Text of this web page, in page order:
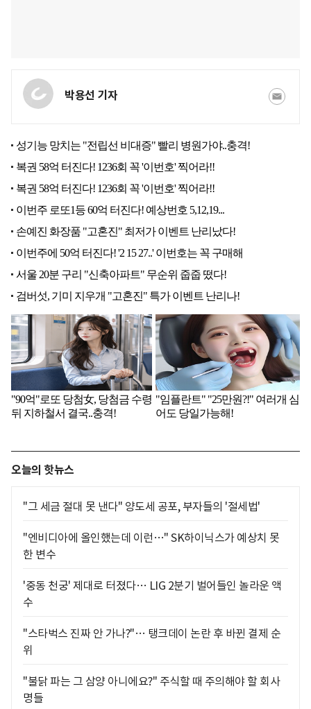
박용선 기자
오늘의 핫뉴스
"그 세금 절대 못 낸다" 양도세 공포, 부자들의 '절세법'
"엔비디아에 올인했는데 이런…" SK하이닉스가 예상치 못
한 변수
'중동 천궁' 제대로 터졌다… LIG 2분기 벌어들인 놀라운 액
수
"스타벅스 진짜 안 가나?"… 탱크데이 논란 후 바뀐 결제 순
위
"불닭 파는 그 삼양 아니에요?" 주식할 때 주의해야 할 회사
명들